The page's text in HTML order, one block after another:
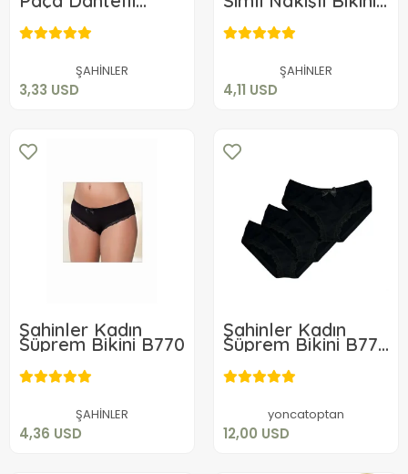
Bikini B275
ŞAHİNLER
3,33 USD
3,33 USD
Sepete Ekle
B269
ŞAHİNLER
4,11 USD
4,11 USD
Sepete Ekle
Şahinler Kadın
Süprem Bikini B770
ŞAHİNLER
4,36 USD
4,36 USD
Sepete Ekle
Şahinler Kadın
Süprem Bikini B770
3 Adet
yoncatoptan
12,00 USD
12,00 USD